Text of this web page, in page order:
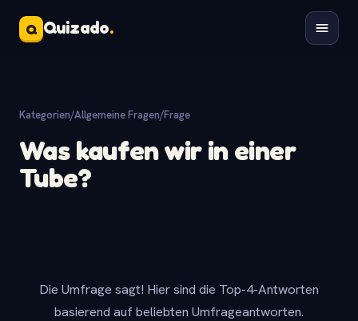
Q Quizado.
Kategorien/Allgemeine Fragen/Frage
Was kaufen wir in einer
Tube?
Die Umfrage sagt! Hier sind die Top-4-Antworten
basierend auf beliebten Umfrageantworten.